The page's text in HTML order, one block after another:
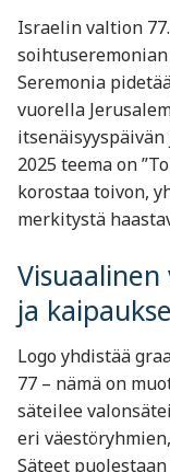
Israelin valtion
Seremonia
vuorella
2025 teema on
korostaa toivon,
merkitystä
ja
Logo yhdistää
77 – nämä on
säteilee
eri
Säteet